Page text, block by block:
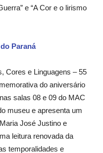
e “A Cor e o lirismo
Paraná
Cores e Linguagens – 55
do aniversário
salas 08 e 09 do MAC
museu e apresenta um
José Justino e
leitura renovada da
temporalidades e